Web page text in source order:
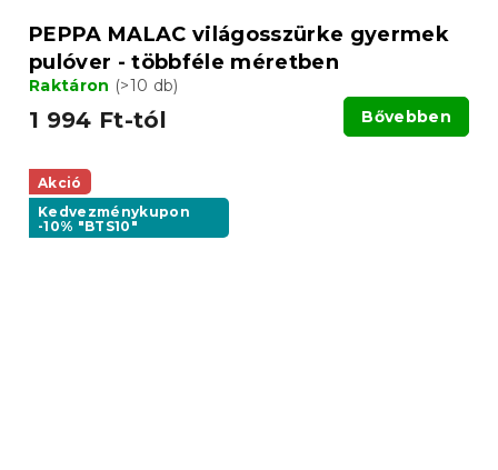
PEPPA MALAC világosszürke gyermek
pulóver - többféle méretben
Raktáron (>10 db)
1 994 Ft-tól Bővebben
Akció
Kedvezménykupon
-10% "BTS10"